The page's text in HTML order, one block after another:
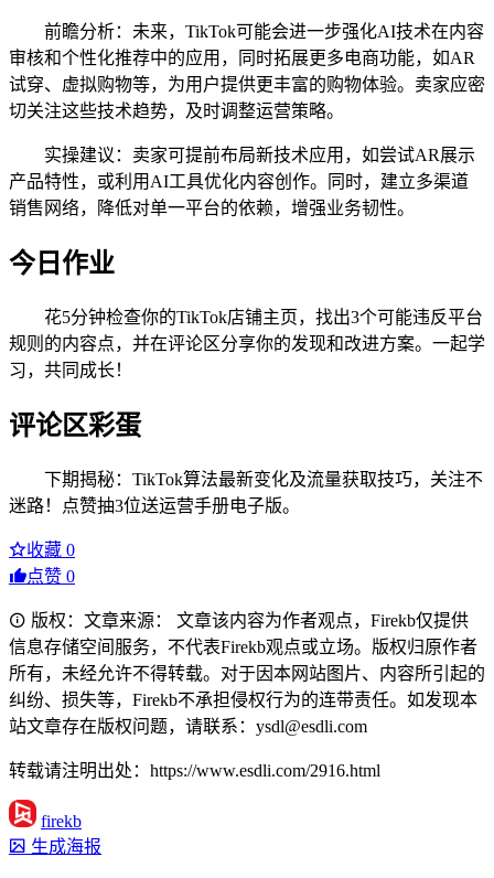
前瞻分析：未来，TikTok可能会进一步强化AI技术在内容
审核和个性化推荐中的应用，同时拓展更多电商功能，如AR
试穿、虚拟购物等，为用户提供更丰富的购物体验。卖家应密
切关注这些技术趋势，及时调整运营策略。
实操建议：卖家可提前布局新技术应用，如尝试AR展示
产品特性，或利用AI工具优化内容创作。同时，建立多渠道
销售网络，降低对单一平台的依赖，增强业务韧性。
今日作业
花5分钟检查你的TikTok店铺主页，找出3个可能违反平台
规则的内容点，并在评论区分享你的发现和改进方案。一起学
习，共同成长！
评论区彩蛋
下期揭秘：TikTok算法最新变化及流量获取技巧，关注不
迷路！点赞抽3位送运营手册电子版。
收藏 0
点赞 0
版权：文章来源： 文章该内容为作者观点，Firekb仅提供
信息存储空间服务，不代表Firekb观点或立场。版权归原作者
所有，未经允许不得转载。对于因本网站图片、内容所引起的
纠纷、损失等，Firekb不承担侵权行为的连带责任。如发现本
站文章存在版权问题，请联系：ysdl@esdli.com
转载请注明出处：https://www.esdli.com/2916.html
firekb
生成海报